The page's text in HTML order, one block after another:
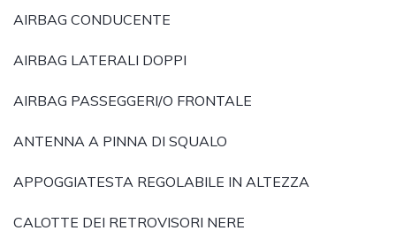
AIRBAG CONDUCENTE
AIRBAG LATERALI DOPPI
AIRBAG PASSEGGERI/O FRONTALE
ANTENNA A PINNA DI SQUALO
APPOGGIATESTA REGOLABILE IN ALTEZZA
CALOTTE DEI RETROVISORI NERE